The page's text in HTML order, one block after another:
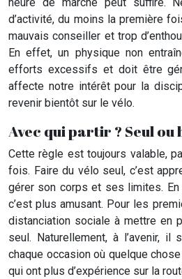
d’activité, du moins la première
mauvais conseiller et trop
En effet, un physique non
efforts excessifs et doit être
affecte notre intérêt pour la
revenir bientôt sur le vélo.
Avec qui partir ? Seul ou
Cette règle est toujours valable,
fois. Faire du vélo seul, c’est
gérer son corps et ses limites. En
c’est plus amusant. Pour les
distanciation sociale à mettre en
seul. Naturellement, à l’avenir,
chaque occasion où quelque
qui ont plus d’expérience sur la